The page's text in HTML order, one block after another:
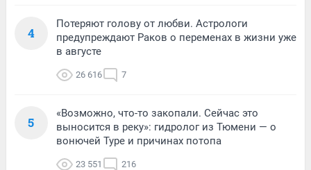
4
Потеряют голову от любви. Астрологи
предупреждают Раков о переменах в жизни уже
в августе
26 616 7
5
«Возможно, что-то закопали. Сейчас это
выносится в реку»: гидролог из Тюмени — о
вонючей Туре и причинах потопа
23 551 216